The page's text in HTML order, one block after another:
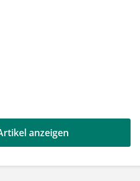
anzeigen